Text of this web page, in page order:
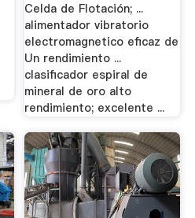
Celda de Flotación; ...
alimentador vibratorio
electromagnetico eficaz de
Un rendimiento ...
clasificador espiral de
mineral de oro alto
rendimiento; excelente ...